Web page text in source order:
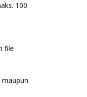
100
file